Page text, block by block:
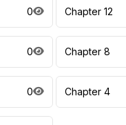
0 Chapter 12
0 Chapter 8
0 Chapter 4